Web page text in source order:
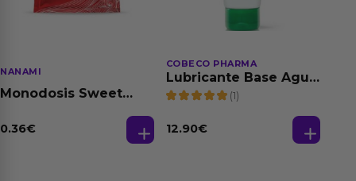
NANAMI
Monodosis Sweet
0.36€
COBECO PHARMA
Lubricante Base Agua
100% Natural 125 ml
(1)
12.90€